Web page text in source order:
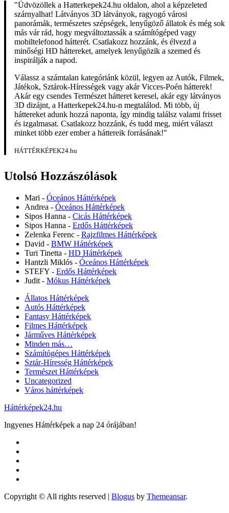
"Üdvözöllek a Hatterkepek24.hu oldalon, ahol a képzeleted
szárnyalhat! Látványos 3D látványok, ragyogó városi
panorámák, természetes szépségek, lenyűgöző állatok és még sok
más vár rád, hogy megváltoztassák a számítógéped vagy
mobiltelefonod hátterét. Csatlakozz hozzánk, és élvezd a
minőségi HD háttereket, amelyek lenyűgözik a szemed és
inspirálják a napod.
Válassz a számtalan kategóriánk közül, legyen az Autók, Filmek,
Játékok, Sztárok-Hírességek vagy akár Vicces-Poén hátterek!
Akár egy csendes Természet hátteret keresel, akár egy látványos
3D dizájnt, a Hatterkepek24.hu-n megtalálod. Mi több, új
háttereket adunk hozzá naponta, így mindig találsz valami frisset
és izgalmasat. Csatlakozz hozzánk, és tudd meg, miért választ
minket több ezer ember a háttereik forrásának!"
HÁTTÉRKÉPEK24.hu
Utolsó Hozzászólások
Mari - Óceános Háttérképek
Andrea - Óceános Háttérképek
Sipos Hanna - Cicás Háttérképek
Sipos Hanna - Erdős Háttérképek
Zelenka Ferenc - Rajzfilmes Háttérképek
David - BMW Háttérképek
Turi Tinetta - HD Háttérképek
Hantzli Miklós - Óceános Háttérképek
STEFY - Erdős Háttérképek
Judit - Mókus Háttérképek
Állatos Háttérképek
Autós Háttérképek
Fantasy Háttérképek
Filmes Háttérképek
Járműves Háttérképek
Minden más…
Számítógépes Háttérképek
Sztár-Híresség Háttérképek
Természet Háttérképek
Uncategorized
Város háttérképek
Háttérképek24.hu
Ingyenes Háttérképek a nap 24 órájában!
Copyright © All rights reserved | Blogus by Themeansar.